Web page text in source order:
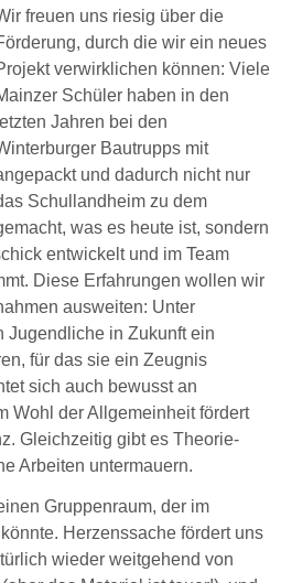
freuen uns riesig über die
durch die wir ein neues
verwirklichen können: Viele
Schüler haben in den
letzten Jahren bei den
Bautrupps mit
und dadurch nicht nur
Schullandheim zu dem
was es heute ist, sondern
entwickelt und im Team
Diese Erfahrungen wollen wir
ausweiten: Unter
Jugendliche in Zukunft ein
für das sie ein Zeugnis
sich auch bewusst an
Wohl der Allgemeinheit fördert
Gleichzeitig gibt es Theorie-
Arbeiten untermauern.
Gruppenraum, der im
Herzenssache fördert uns
wieder weitgehend von